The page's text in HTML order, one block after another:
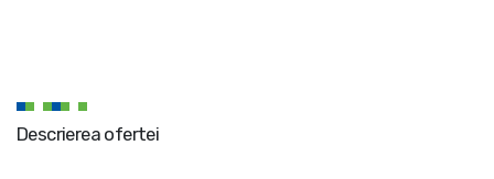
Descrierea ofertei